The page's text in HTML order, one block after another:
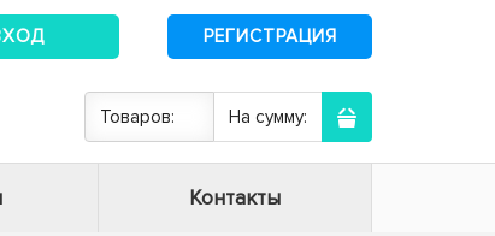
РЕГИСТРАЦИЯ
Товаров: На сумму:
Контакты